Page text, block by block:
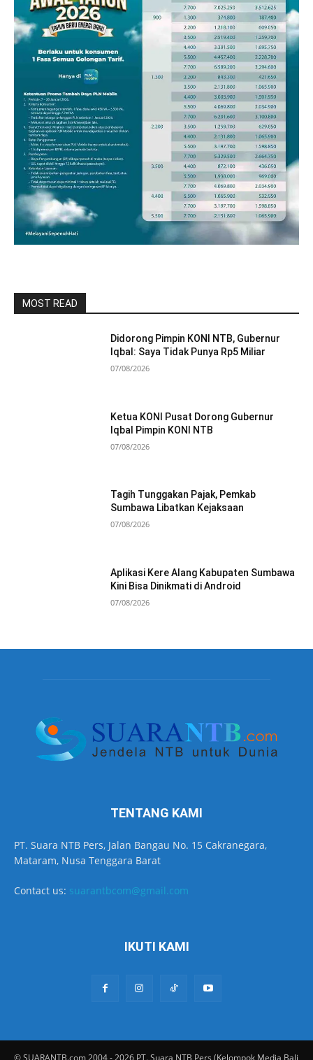
MOST READ
Didorong Pimpin KONI NTB, Gubernur
Iqbal: Saya Tidak Punya Rp5 Miliar
07/08/2026
Ketua KONI Pusat Dorong Gubernur
Iqbal Pimpin KONI NTB
07/08/2026
Tagih Tunggakan Pajak, Pemkab
Sumbawa Libatkan Kejaksaan
07/08/2026
Aplikasi Kere Alang Kabupaten Sumbawa
Kini Bisa Dinikmati di Android
07/08/2026
TENTANG KAMI
PT. Suara NTB Pers, Jalan Bangau No. 15 Cakranegara,
Mataram, Nusa Tenggara Barat
Contact us: suarantbcom@gmail.com
IKUTI KAMI